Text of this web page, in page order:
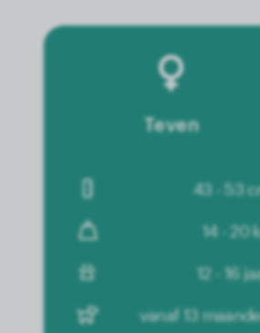
Teven
43 - 53
14 - 20
12 - 16
vanaf 13